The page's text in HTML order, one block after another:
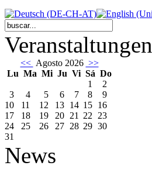
Veranstaltungen
<< Agosto 2026 >>
Lu Ma Mi Ju Vi Sá Do
1
2
3
4 5 6 7 8
9
10
11 12 13 14 15 16
17
18 19 20 21 22 23
24
25 26 27 28 29 30
31
News